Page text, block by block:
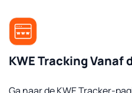
KWE Tracking Vanaf